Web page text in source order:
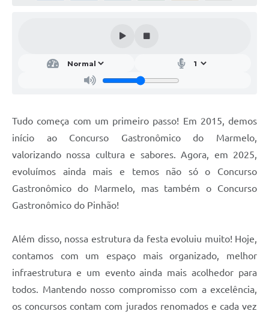
Requerimento
Arquivos para Download
Tudo começa com um primeiro passo! Em 2015, demos
início ao Concurso Gastronômico do Marmelo,
valorizando nossa cultura e sabores. Agora, em 2025,
evoluímos ainda mais e temos não só o Concurso
Gastronômico do Marmelo, mas também o Concurso
Gastronômico do Pinhão!
Além disso, nossa estrutura da festa evoluiu muito! Hoje,
contamos com um espaço mais organizado, melhor
infraestrutura e um evento ainda mais acolhedor para
todos. Mantendo nosso compromisso com a excelência,
os concursos contam com jurados renomados e cada vez